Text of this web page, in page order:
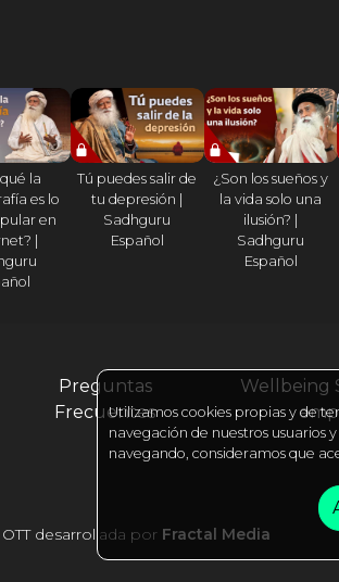
la
es lo
en
|
Tú puedes salir de
tu depresión |
Sadhguru
Español
¿Son los sueños y
la vida solo una
ilusión? |
Sadhguru
Español
Preguntas
Frecuentes
Wellbeing
desarrollada por Fractal Media
Utilizamos cookies propias y de
navegación de nuestros usuarios
navegando, consideramos que